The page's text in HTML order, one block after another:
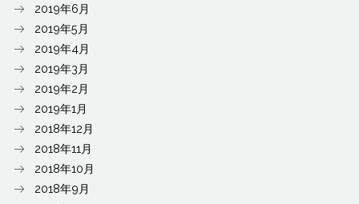
2019年6月
2019年5月
2019年4月
2019年3月
2019年2月
2019年1月
2018年12月
2018年11月
2018年10月
2018年9月